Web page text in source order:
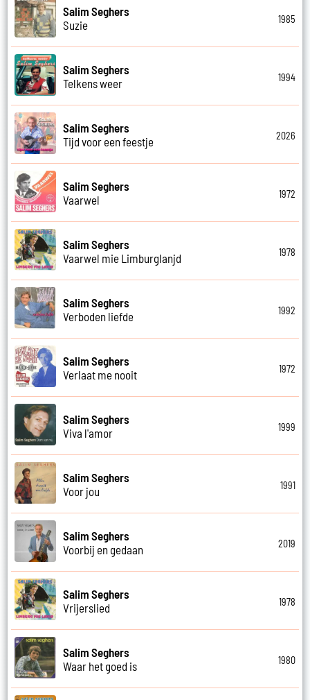
Salim Seghers
Suzie
1985
Salim Seghers
Telkens weer
1994
Salim Seghers
Tijd voor een feestje
2026
Salim Seghers
Vaarwel
1972
Salim Seghers
Vaarwel mie Limburglanjd
1978
Salim Seghers
Verboden liefde
1992
Salim Seghers
Verlaat me nooit
1972
Salim Seghers
Viva l'amor
1999
Salim Seghers
Voor jou
1991
Salim Seghers
Voorbij en gedaan
2019
Salim Seghers
Vrijerslied
1978
Salim Seghers
Waar het goed is
1980